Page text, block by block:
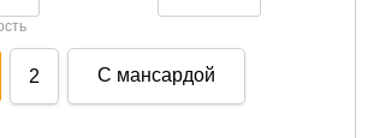
2 С мансардой